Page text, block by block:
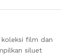
film dan
siluet